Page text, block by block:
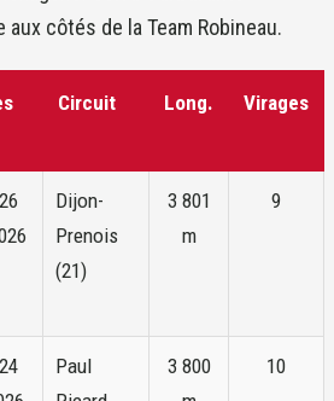
côtés de la Team Robineau.
Circuit Long. Virages
Dijon-
Prenois
(21)
3 801
m
9
Paul
3 800
10